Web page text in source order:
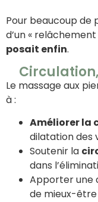
Pour beaucoup de
d’un «
posait enfin.
Le massage aux
à :
Améliorer la
dilatation des
Soutenir la
dans
Apporter une
de mieux-